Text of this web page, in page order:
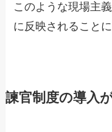
このような現場主
に反映されることに
諫官制度の導入